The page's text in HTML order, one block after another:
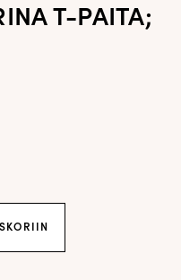
T-PAITA;